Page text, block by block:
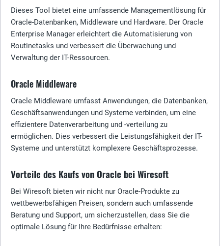
Dieses Tool bietet eine umfassende Managementlösung für
Oracle-Datenbanken, Middleware und Hardware. Der Oracle
Enterprise Manager erleichtert die Automatisierung von
Routinetasks und verbessert die Überwachung und
Verwaltung der IT-Ressourcen.
Oracle Middleware
Oracle Middleware umfasst Anwendungen, die Datenbanken,
Geschäftsanwendungen und Systeme verbinden, um eine
effizientere Datenverarbeitung und -verteilung zu
ermöglichen. Dies verbessert die Leistungsfähigkeit der IT-
Systeme und unterstützt komplexere Geschäftsprozesse.
Vorteile des Kaufs von Oracle bei Wiresoft
Bei Wiresoft bieten wir nicht nur Oracle-Produkte zu
wettbewerbsfähigen Preisen, sondern auch umfassende
Beratung und Support, um sicherzustellen, dass Sie die
optimale Lösung für Ihre Bedürfnisse erhalten: